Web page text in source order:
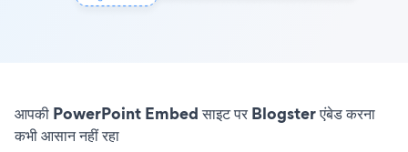
आपकी PowerPoint Embed साइट पर Blogster एंबेड करना
कभी आसान नहीं रहा